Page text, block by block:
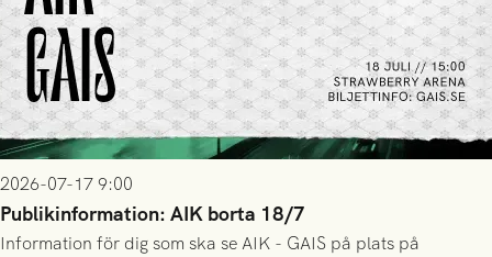
2026-07-17 9:00
Publikinformation: AIK borta 18/7
Information för dig som ska se AIK - GAIS på plats på